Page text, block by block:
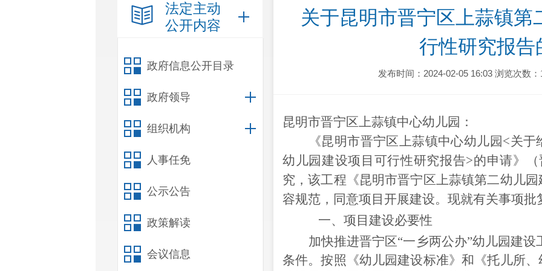
法定主动
公开内容
政府信息公开目录
政府领导
组织机构
人事任免
公示公告
政策解读
会议信息
关于昆明市晋宁区上蒜镇第
行性研究报告
发布时间：2024-02-05 16:03 浏览次数：
昆明市晋宁区上蒜镇中心幼儿园 ：
《昆明市晋宁区上蒜镇中心幼儿园<关于
幼儿园建设项目可行性研究报告>的申请》
究，该工程 《昆明市晋宁区上蒜镇第二幼儿
容规范，同意项目开展建设。现就有关事项批
一、 项目建设必要性
加快推进晋宁区“一乡两公办”幼儿园建
条件。按照《幼儿园建设标准》和《托儿所